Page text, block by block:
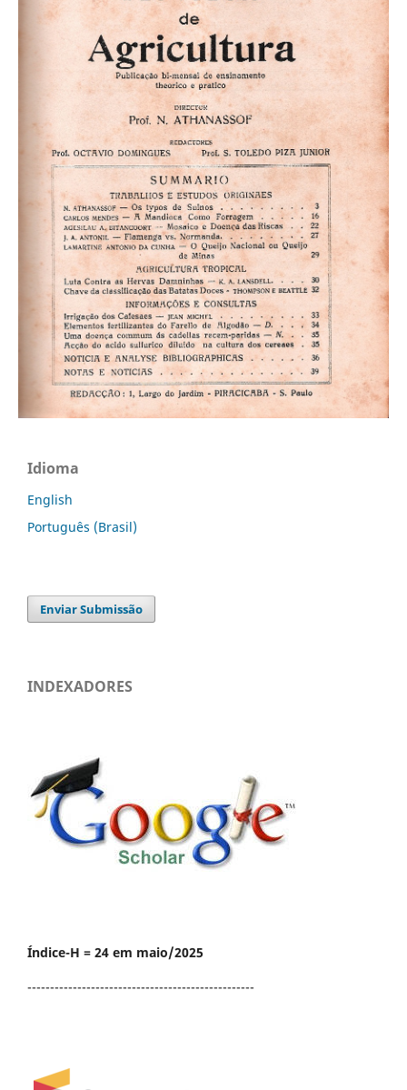
Idioma
English
Português (Brasil)
Enviar Submissão
INDEXADORES
Índice-H = 24 em maio/2025
--------------------------------------------------